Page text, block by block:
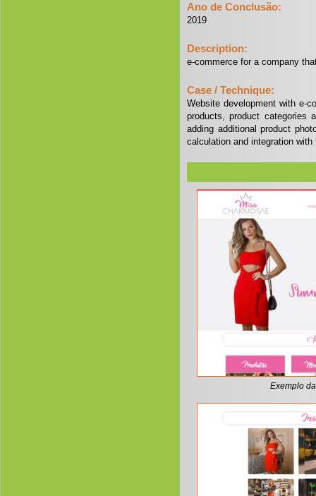
Ano de Conclusão:
2019
Description:
e-commerce for a company
Case / Technique:
Website development with e-
products, product categories
adding additional product
calculation and integration
Exemplo